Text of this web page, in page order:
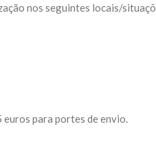
nos seguintes locais/
euros para portes de envio.